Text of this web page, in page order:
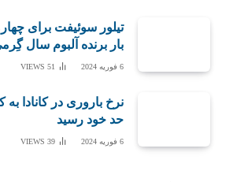
تیلور سوئیفت برای
بار برنده آلبوم سال
6 فوریه 2024 51
VIEWS
نرخ باروری در کانادا به
حد خود رسید
6 فوریه 2024 39
VIEWS